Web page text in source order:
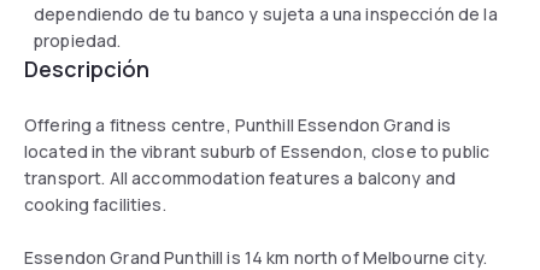
dependiendo de tu banco y sujeta a una inspección de la
propiedad.
Descripción
Offering a fitness centre, Punthill Essendon Grand is
located in the vibrant suburb of Essendon, close to public
transport. All accommodation features a balcony and
cooking facilities.
Essendon Grand Punthill is 14 km north of Melbourne city.